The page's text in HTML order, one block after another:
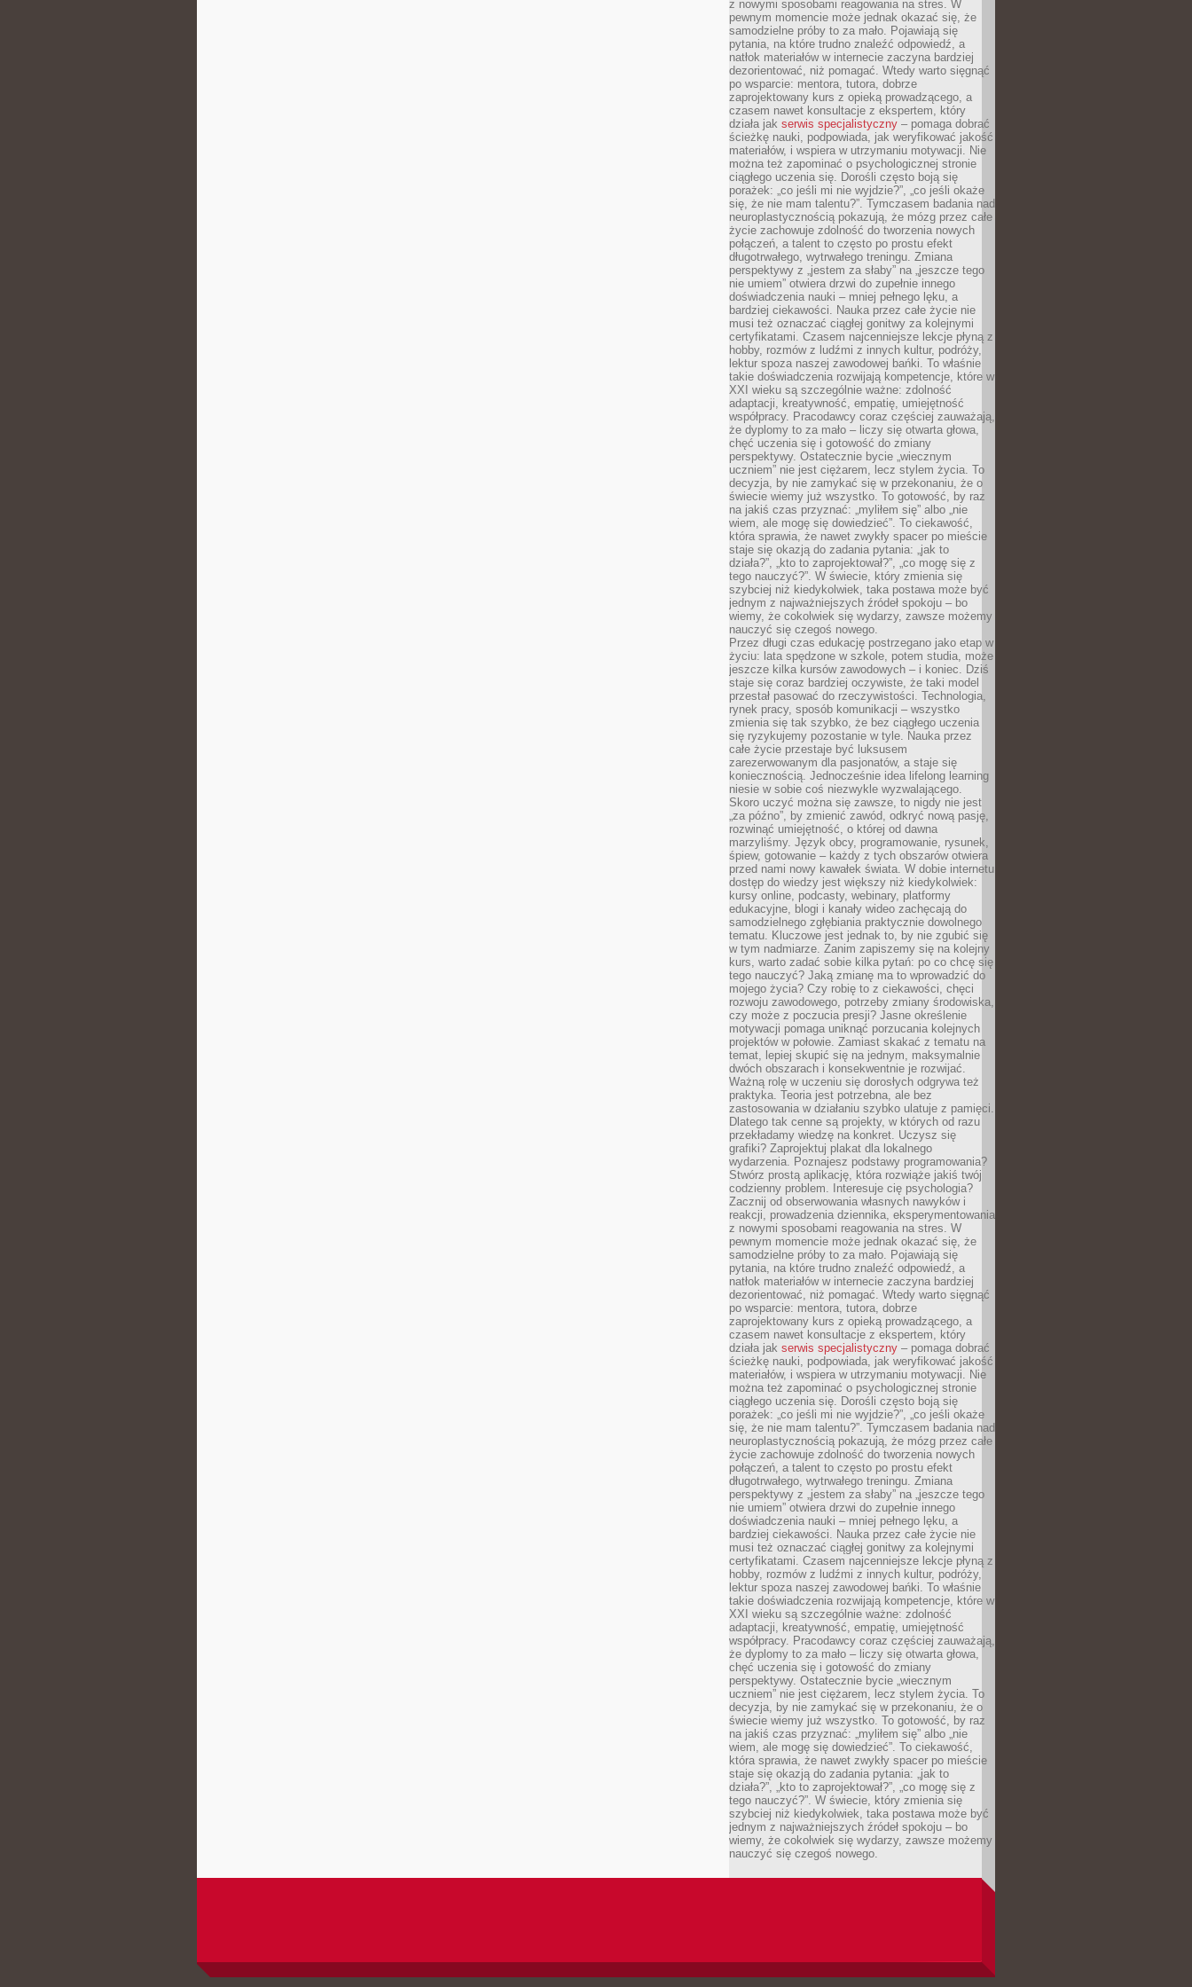
z nowymi sposobami reagowania na stres. W
pewnym momencie może jednak okazać się, że
samodzielne próby to za mało. Pojawiają się
pytania, na które trudno znaleźć odpowiedź, a
natłok materiałów w internecie zaczyna bardziej
dezorientować, niż pomagać. Wtedy warto sięgnąć
po wsparcie: mentora, tutora, dobrze
zaprojektowany kurs z opieką prowadzącego, a
czasem nawet konsultacje z ekspertem, który
działa jak serwis specjalistyczny – pomaga dobrać
ścieżkę nauki, podpowiada, jak weryfikować jakość
materiałów, i wspiera w utrzymaniu motywacji. Nie
można też zapominać o psychologicznej stronie
ciągłego uczenia się. Dorośli często boją się
porażek: „co jeśli mi nie wyjdzie?”, „co jeśli okaże
się, że nie mam talentu?”. Tymczasem badania nad
neuroplastycznością pokazują, że mózg przez całe
życie zachowuje zdolność do tworzenia nowych
połączeń, a talent to często po prostu efekt
długotrwałego, wytrwałego treningu. Zmiana
perspektywy z „jestem za słaby” na „jeszcze tego
nie umiem” otwiera drzwi do zupełnie innego
doświadczenia nauki – mniej pełnego lęku, a
bardziej ciekawości. Nauka przez całe życie nie
musi też oznaczać ciągłej gonitwy za kolejnymi
certyfikatami. Czasem najcenniejsze lekcje płyną z
hobby, rozmów z ludźmi z innych kultur, podróży,
lektur spoza naszej zawodowej bańki. To właśnie
takie doświadczenia rozwijają kompetencje, które w
XXI wieku są szczególnie ważne: zdolność
adaptacji, kreatywność, empatię, umiejętność
współpracy. Pracodawcy coraz częściej zauważają,
że dyplomy to za mało – liczy się otwarta głowa,
chęć uczenia się i gotowość do zmiany
perspektywy. Ostatecznie bycie „wiecznym
uczniem” nie jest ciężarem, lecz stylem życia. To
decyzja, by nie zamykać się w przekonaniu, że o
świecie wiemy już wszystko. To gotowość, by raz
na jakiś czas przyznać: „myliłem się” albo „nie
wiem, ale mogę się dowiedzieć”. To ciekawość,
która sprawia, że nawet zwykły spacer po mieście
staje się okazją do zadania pytania: „jak to
działa?”, „kto to zaprojektował?”, „co mogę się z
tego nauczyć?”. W świecie, który zmienia się
szybciej niż kiedykolwiek, taka postawa może być
jednym z najważniejszych źródeł spokoju – bo
wiemy, że cokolwiek się wydarzy, zawsze możemy
nauczyć się czegoś nowego.
Przez długi czas edukację postrzegano jako etap w
życiu: lata spędzone w szkole, potem studia, może
jeszcze kilka kursów zawodowych – i koniec. Dziś
staje się coraz bardziej oczywiste, że taki model
przestał pasować do rzeczywistości. Technologia,
rynek pracy, sposób komunikacji – wszystko
zmienia się tak szybko, że bez ciągłego uczenia
się ryzykujemy pozostanie w tyle. Nauka przez
całe życie przestaje być luksusem
zarezerwowanym dla pasjonatów, a staje się
koniecznością. Jednocześnie idea lifelong learning
niesie w sobie coś niezwykle wyzwalającego.
Skoro uczyć można się zawsze, to nigdy nie jest
„za późno”, by zmienić zawód, odkryć nową pasję,
rozwinąć umiejętność, o której od dawna
marzyliśmy. Język obcy, programowanie, rysunek,
śpiew, gotowanie – każdy z tych obszarów otwiera
przed nami nowy kawałek świata. W dobie internetu
dostęp do wiedzy jest większy niż kiedykolwiek:
kursy online, podcasty, webinary, platformy
edukacyjne, blogi i kanały wideo zachęcają do
samodzielnego zgłębiania praktycznie dowolnego
tematu. Kluczowe jest jednak to, by nie zgubić się
w tym nadmiarze. Zanim zapiszemy się na kolejny
kurs, warto zadać sobie kilka pytań: po co chcę się
tego nauczyć? Jaką zmianę ma to wprowadzić do
mojego życia? Czy robię to z ciekawości, chęci
rozwoju zawodowego, potrzeby zmiany środowiska,
czy może z poczucia presji? Jasne określenie
motywacji pomaga uniknąć porzucania kolejnych
projektów w połowie. Zamiast skakać z tematu na
temat, lepiej skupić się na jednym, maksymalnie
dwóch obszarach i konsekwentnie je rozwijać.
Ważną rolę w uczeniu się dorosłych odgrywa też
praktyka. Teoria jest potrzebna, ale bez
zastosowania w działaniu szybko ulatuje z pamięci.
Dlatego tak cenne są projekty, w których od razu
przekładamy wiedzę na konkret. Uczysz się
grafiki? Zaprojektuj plakat dla lokalnego
wydarzenia. Poznajesz podstawy programowania?
Stwórz prostą aplikację, która rozwiąże jakiś twój
codzienny problem. Interesuje cię psychologia?
Zacznij od obserwowania własnych nawyków i
reakcji, prowadzenia dziennika, eksperymentowania
z nowymi sposobami reagowania na stres. W
pewnym momencie może jednak okazać się, że
samodzielne próby to za mało. Pojawiają się
pytania, na które trudno znaleźć odpowiedź, a
natłok materiałów w internecie zaczyna bardziej
dezorientować, niż pomagać. Wtedy warto sięgnąć
po wsparcie: mentora, tutora, dobrze
zaprojektowany kurs z opieką prowadzącego, a
czasem nawet konsultacje z ekspertem, który
działa jak serwis specjalistyczny – pomaga dobrać
ścieżkę nauki, podpowiada, jak weryfikować jakość
materiałów, i wspiera w utrzymaniu motywacji. Nie
można też zapominać o psychologicznej stronie
ciągłego uczenia się. Dorośli często boją się
porażek: „co jeśli mi nie wyjdzie?”, „co jeśli okaże
się, że nie mam talentu?”. Tymczasem badania nad
neuroplastycznością pokazują, że mózg przez całe
życie zachowuje zdolność do tworzenia nowych
połączeń, a talent to często po prostu efekt
długotrwałego, wytrwałego treningu. Zmiana
perspektywy z „jestem za słaby” na „jeszcze tego
nie umiem” otwiera drzwi do zupełnie innego
doświadczenia nauki – mniej pełnego lęku, a
bardziej ciekawości. Nauka przez całe życie nie
musi też oznaczać ciągłej gonitwy za kolejnymi
certyfikatami. Czasem najcenniejsze lekcje płyną z
hobby, rozmów z ludźmi z innych kultur, podróży,
lektur spoza naszej zawodowej bańki. To właśnie
takie doświadczenia rozwijają kompetencje, które w
XXI wieku są szczególnie ważne: zdolność
adaptacji, kreatywność, empatię, umiejętność
współpracy. Pracodawcy coraz częściej zauważają,
że dyplomy to za mało – liczy się otwarta głowa,
chęć uczenia się i gotowość do zmiany
perspektywy. Ostatecznie bycie „wiecznym
uczniem” nie jest ciężarem, lecz stylem życia. To
decyzja, by nie zamykać się w przekonaniu, że o
świecie wiemy już wszystko. To gotowość, by raz
na jakiś czas przyznać: „myliłem się” albo „nie
wiem, ale mogę się dowiedzieć”. To ciekawość,
która sprawia, że nawet zwykły spacer po mieście
staje się okazją do zadania pytania: „jak to
działa?”, „kto to zaprojektował?”, „co mogę się z
tego nauczyć?”. W świecie, który zmienia się
szybciej niż kiedykolwiek, taka postawa może być
jednym z najważniejszych źródeł spokoju – bo
wiemy, że cokolwiek się wydarzy, zawsze możemy
nauczyć się czegoś nowego.